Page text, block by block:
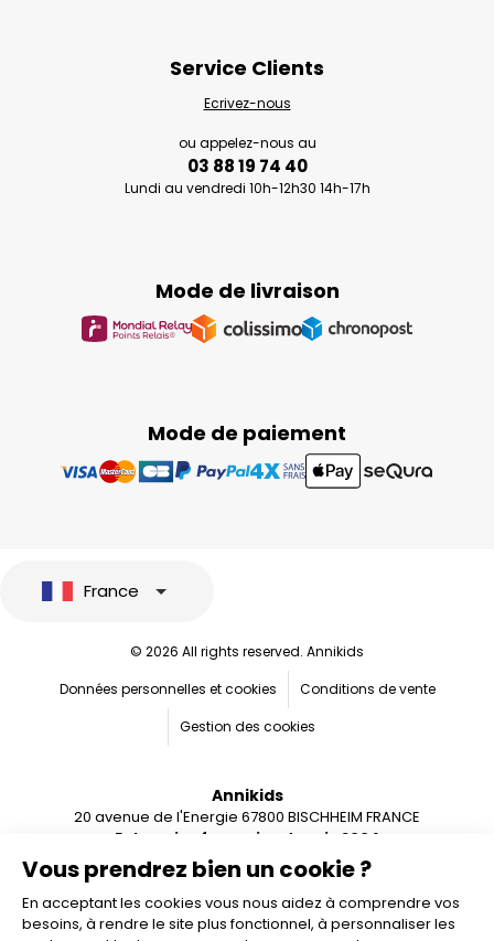
Mode de paiement
Mode de livraison
Service Clients
Ecrivez-nous
ou appelez-nous au
03 88 19 74 40
Lundi au vendredi 10h-12h30 14h-17h
Vous prendrez bien un cookie ?
En acceptant les cookies vous nous aidez à comprendre vos
besoins, à rendre le site plus fonctionnel, à personnaliser les
France
© 2026 All rights reserved. Annikids
Données personnelles et cookies
Conditions de vente
Gestion des cookies
Annikids
20 avenue de l'Energie 67800 BISCHHEIM FRANCE
Entreprise française depuis 2004